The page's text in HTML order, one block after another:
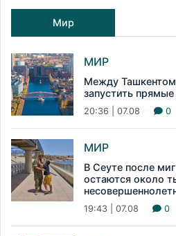
Мир
МИР
Между
запустить
20:36 | 07.08 0
МИР
В Сеуте после
остаются около
19:43 | 07.08 0